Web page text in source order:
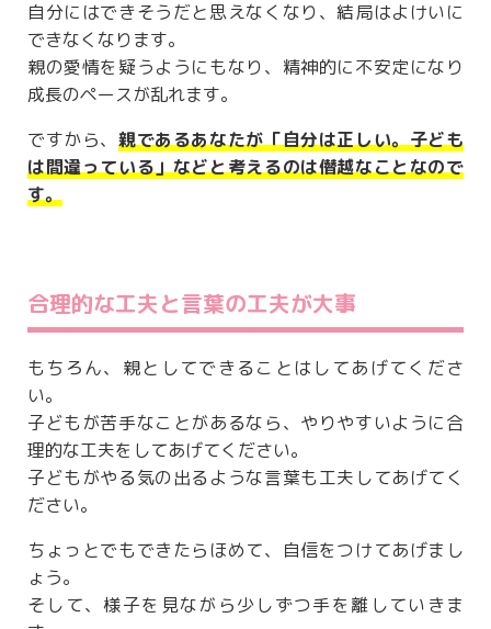
自分にはできそうだと思えなくなり、結局はよけいに
できなくなります。
親の愛情を疑うようにもなり、精神的に不安定になり
成長のペースが乱れます。
ですから、親であるあなたが「自分は正しい。子ども
は間違っている」などと考えるのは僭越なことなので
す。
合理的な工夫と言葉の工夫が大事
もちろん、親としてできることはしてあげてくださ
い。
子どもが苦手なことがあるなら、やりやすいように合
理的な工夫をしてあげてください。
子どもがやる気の出るような言葉も工夫してあげてく
ださい。
ちょっとでもできたらほめて、自信をつけてあげまし
ょう。
そして、様子を見ながら少しずつ手を離していきま